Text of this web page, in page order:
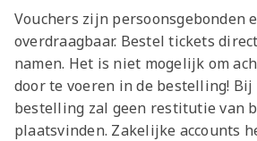
Vouchers zijn persoonsgebonden
overdraagbaar. Bestel tickets
namen. Het is niet mogelijk om
door te voeren in de bestelling!
bestelling zal geen restitutie van
plaatsvinden. Zakelijke accounts